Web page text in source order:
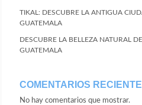
TIKAL: DESCUBRE LA ANTIGUA
GUATEMALA
DESCUBRE LA BELLEZA NATURAL
GUATEMALA
COMENTARIOS
No hay comentarios que mostrar.